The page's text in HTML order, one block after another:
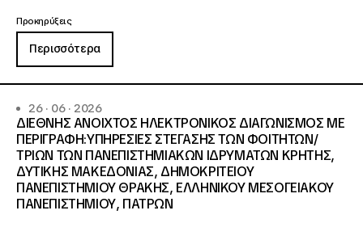
Προκηρύξεις
Περισσότερα
26 · 06 · 2026
ΔΙΕΘΝΗΣ ΑΝΟΙΧΤΟΣ ΗΛΕΚΤΡΟΝΙΚΟΣ ΔΙΑΓΩΝΙΣΜΟΣ ΜΕ
ΠΕΡΙΓΡΑΦΗ:ΥΠΗΡΕΣΙΕΣ ΣΤΕΓΑΣΗΣ ΤΩΝ ΦΟΙΤΗΤΩΝ/
ΤΡΙΩΝ ΤΩΝ ΠΑΝΕΠΙΣΤΗΜΙΑΚΩΝ ΙΔΡΥΜΑΤΩΝ KΡΗΤΗΣ,
ΔΥΤΙΚΗΣ ΜΑΚΕΔΟΝΙΑΣ, ΔΗΜΟΚΡΙΤΕΙΟΥ
ΠΑΝΕΠΙΣΤΗΜΙΟΥ ΘΡΑΚΗΣ, ΕΛΛΗΝΙΚΟΥ ΜΕΣΟΓΕΙΑΚΟΥ
ΠΑΝΕΠΙΣΤΗΜΙΟΥ, ΠΑΤΡΩΝ